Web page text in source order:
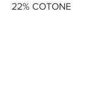
22% COTONE